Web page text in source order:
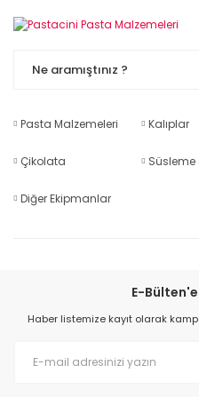
Pasta Malzemeleri Kalıplar
Çikolata
Süsleme
Diğer Ekipmanlar
E-
Haber listemize kayıt olarak